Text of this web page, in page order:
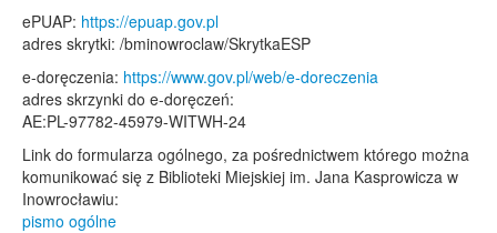
ePUAP: https://epuap.gov.pl
adres skrytki: /bminowroclaw/SkrytkaESP
e-doręczenia: https://www.gov.pl/web/e-doreczenia
adres skrzynki do e-doręczeń:
AE:PL-97782-45979-WITWH-24
Link do formularza ogólnego, za pośrednictwem którego można
komunikować się z Biblioteki Miejskiej im. Jana Kasprowicza w
Inowrocławiu:
pismo ogólne